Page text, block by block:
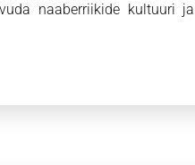
naaberriikide kultuuri